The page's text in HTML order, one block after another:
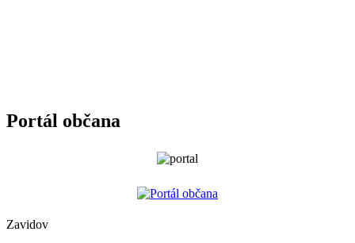
Portál občana
Zavidov